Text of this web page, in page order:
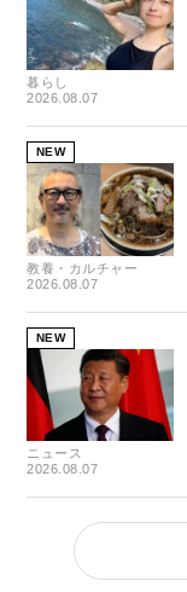
暮らし
2026.08.07
NEW
教養・カルチャー
2026.08.07
NEW
ニュース
2026.08.07